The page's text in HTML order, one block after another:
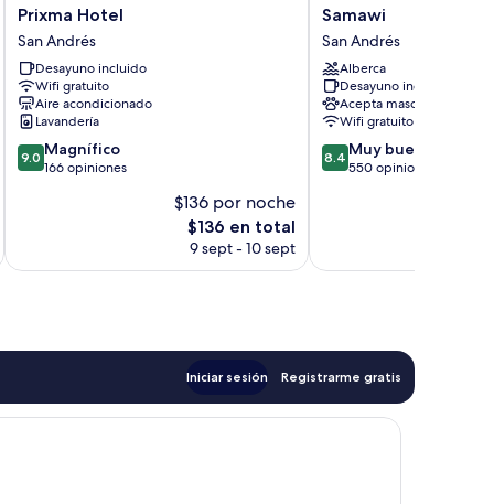
Prixma
Hotel
San
Andrés
Prixma Hotel
San Andrés
Desayuno incluido
Wifi gratuito
Aire acondicionado
Lavandería
9.0
de
9.0 Magnífico
166 opiniones
$136 por noche
El
precio
$136 en total
9 sept - 10 sept
Samawi
San
Andrés
Samawi
San Andrés
Alberca
Desayuno incluido
Acepta mascotas
Wifi gratuito
8.4
de
opiniones
8.4 Muy bueno
550 opiniones
Iniciar sesión Registrarme gratis